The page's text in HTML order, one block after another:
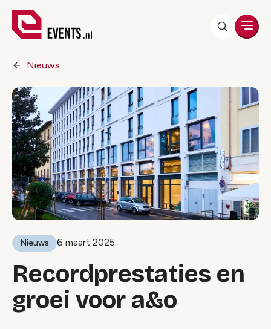
Nieuws
Nieuws 6 maart 2025
Recordprestaties en
groei voor a&o